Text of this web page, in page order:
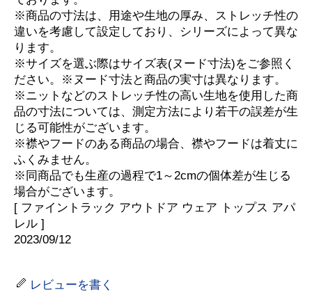
※商品の寸法は、用途や生地の厚み、ストレッチ性の
違いを考慮して設定しており、シリーズによって異な
ります。
※サイズを選ぶ際はサイズ表(ヌード寸法)をご参照く
ださい。※ヌード寸法と商品の実寸は異なります。
※ニットなどのストレッチ性の高い生地を使用した商
品の寸法については、測定方法により若干の誤差が生
じる可能性がございます。
※襟やフードのある商品の場合、襟やフードは着丈に
ふくみません。
※同商品でも生産の過程で1～2cmの個体差が生じる
場合がございます。
[ ファイントラック アウトドア ウェア トップス アパ
レル ]
2023/09/12
レビューを書く